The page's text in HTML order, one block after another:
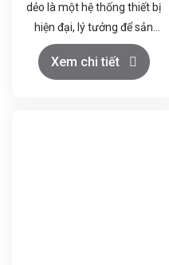
dẻo là một hệ thống thiết bị
hiện đại, lý tưởng để sản
xuất ra những sản phẩm
kẹo dẻo chất lượng cao,
Xem chi tiết